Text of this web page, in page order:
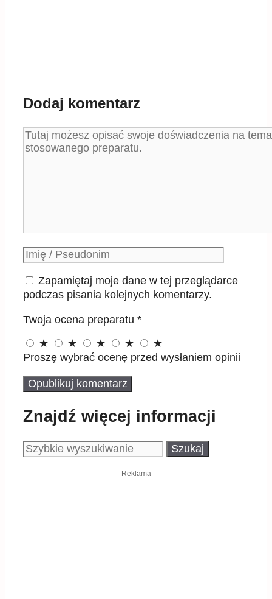
Dodaj komentarz
Komentarz
Podpis
Zapamiętaj moje dane w tej przeglądarce
podczas pisania kolejnych komentarzy.
Twoja ocena preparatu *
★
★ ★ ★
★
Proszę wybrać ocenę przed wysłaniem opinii
Znajdź więcej informacji
Szukaj:
Reklama